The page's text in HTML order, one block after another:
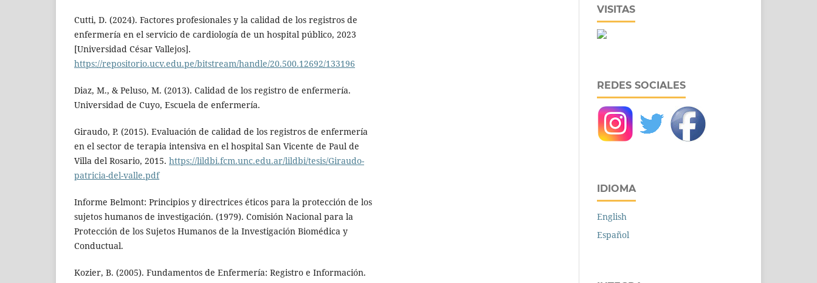
Cutti, D. (2024). Factores profesionales y la calidad de los registros de
enfermería en el servicio de cardiología de un hospital público, 2023
[Universidad César Vallejos].
https://repositorio.ucv.edu.pe/bitstream/handle/20.500.12692/133196
Diaz, M., & Peluso, M. (2013). Calidad de los registro de enfermería.
Universidad de Cuyo, Escuela de enfermería.
Giraudo, P. (2015). Evaluación de calidad de los registros de enfermería
en el sector de terapia intensiva en el hospital San Vicente de Paul de
Villa del Rosario, 2015. https://lildbi.fcm.unc.edu.ar/lildbi/tesis/Giraudo-
patricia-del-valle.pdf
Informe Belmont: Principios y directrices éticos para la protección de los
sujetos humanos de investigación. (1979). Comisión Nacional para la
Protección de los Sujetos Humanos de la Investigación Biomédica y
Conductual.
Kozier, B. (2005). Fundamentos de Enfermería: Registro e Información.
VISITAS
REDES SOCIALES
IDIOMA
English
Español